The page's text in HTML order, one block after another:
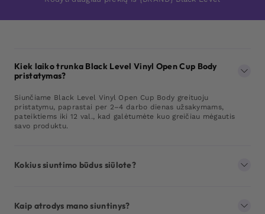
Kiek laiko trunka Black Level Vinyl Open Cup Body
pristatymas?
Siunčiame Black Level Vinyl Open Cup Body greituoju
pristatymu, paprastai per 2–4 darbo dienas užsakymams,
pateiktiems iki 12 val., kad galėtumėte kuo greičiau mėgautis
savo produktu.
Kokius siuntimo būdus siūlote?
Kaip atrodys mano siuntinys?